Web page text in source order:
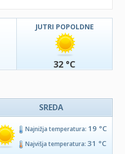
JUTRI POPOLDNE
32 °C
SREDA
Najnižja temperatura: 19 °C
Najvišja temperatura: 31 °C